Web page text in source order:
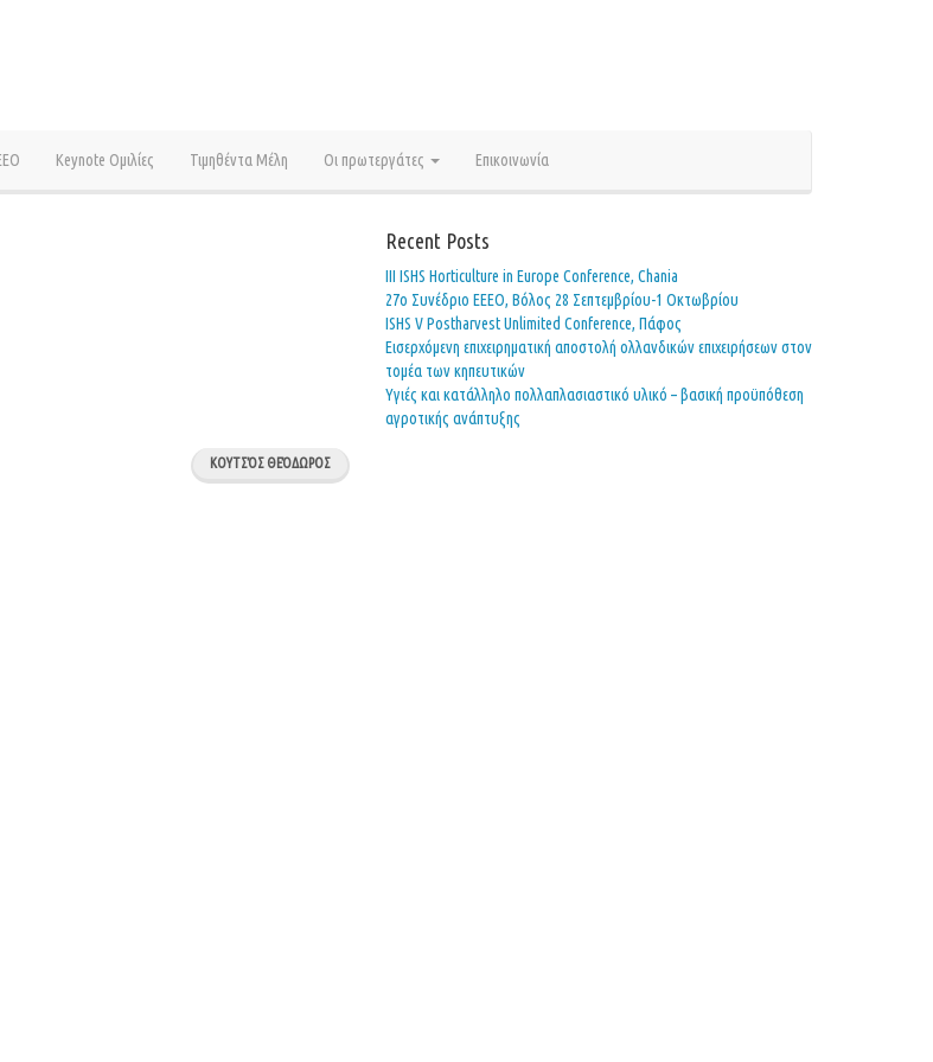
Keynote Ομιλίες Τιμηθέντα Μέλη Οι πρωτεργάτες Επικοινωνία
ΚΟΥΤΣΌΣ ΘΕΌΔΩΡΟΣ
Recent Posts
ΙΙΙ ISHS Horticulture in Europe Conference, Chania
27o Συνέδριο ΕΕΕΟ, Βόλος 28 Σεπτεμβρίου-1 Οκτωβρίου
ISHS V Postharvest Unlimited Conference, Πάφος
Εισερχόμενη επιχειρηματική αποστολή ολλανδικών επιχειρήσεων στον
τομέα των κηπευτικών
Υγιές και κατάλληλο πολλαπλασιαστικό υλικό – βασική προϋπόθεση
αγροτικής ανάπτυξης